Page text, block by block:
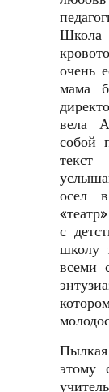
очень
мама
вела
собой
осел
с
школу
всеми
этому